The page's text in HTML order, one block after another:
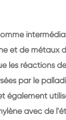
et de métaux
les réactions
par le
également
avec de